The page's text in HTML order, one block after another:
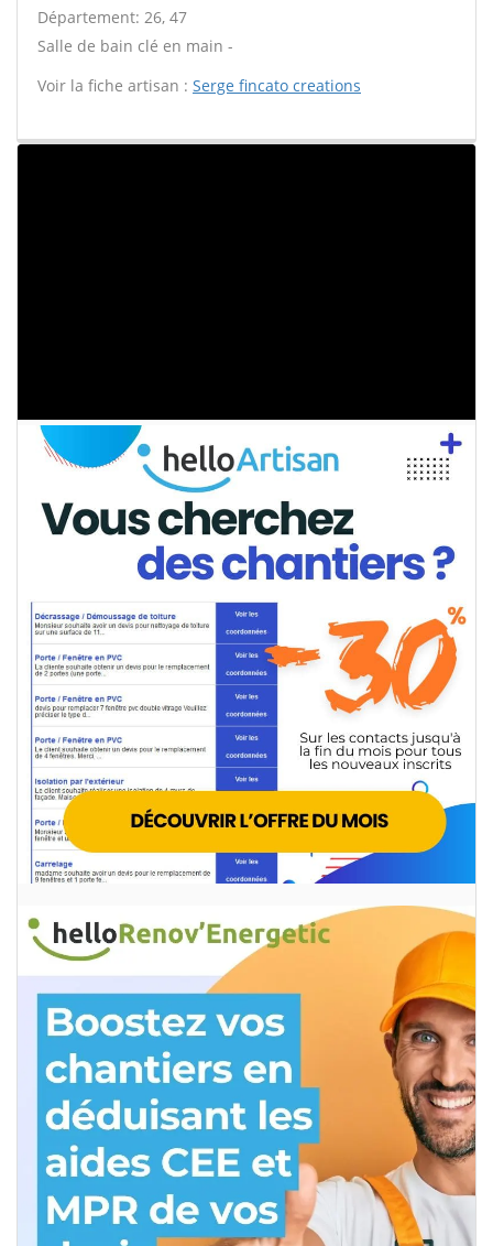
Département: 26, 47
Salle de bain clé en main -
Voir la fiche artisan : Serge fincato creations